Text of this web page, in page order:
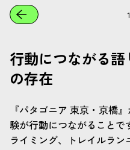
1
行動につながる語
の存在
『パタゴニア 東京・京橋
験が行動につながること
ライミング、トレイルラ